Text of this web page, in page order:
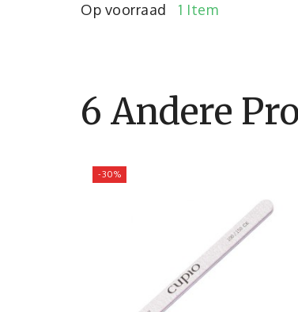
Op voorraad
1 Item
6 Andere
-30%